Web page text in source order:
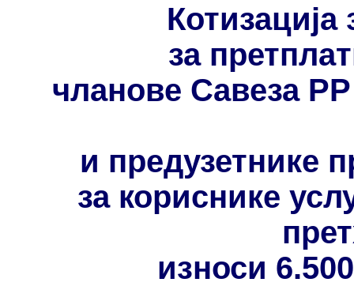
Котизација
за
чланове Савеза
и предузетнике
за кориснике
износи